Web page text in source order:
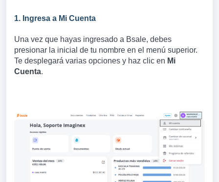
1. Ingresa a Mi Cuenta
Una vez que hayas ingresado a Bsale, debes
presionar la inicial de tu nombre en el menú superior.
Te desplegará varias opciones y haz clic en Mi
Cuenta.